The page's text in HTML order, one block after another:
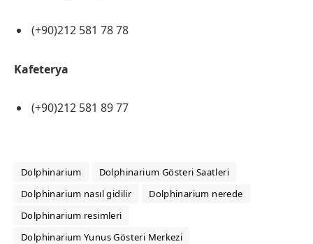
(+90)212 581 78 78
Kafeterya
(+90)212 581 89 77
Dolphinarium
Dolphinarium Gösteri Saatleri
Dolphinarium nasıl gidilir
Dolphinarium nerede
Dolphinarium resimleri
Dolphinarium Yunus Gösteri Merkezi